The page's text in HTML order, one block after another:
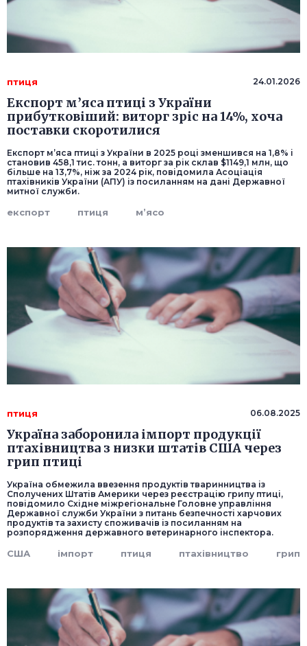
птиця 24.01.2026
Експорт м’яса птиці з України
прибутковіший: виторг зріс на 14%, хоча
поставки скоротилися
Експорт м’яса птиці з України в 2025 році зменшився на 1,8% і
становив 458,1 тис. тонн, а виторг за рік склав $1149,1 млн, що
більше на 13,7%, ніж за 2024 рік, повідомила Асоціація
птахівників України (АПУ) із посиланням на дані Державної
митної служби.
експорт птиця м’ясо
птиця 06.08.2025
Україна заборонила імпорт продукції
птахівництва з низки штатів США через
грип птиці
Україна обмежила ввезення продуктів тваринництва із
Сполучених Штатів Америки через реєстрацію грипу птиці,
повідомило Східне міжрегіональне Головне управління
Державної служби України з питань безпечності харчових
продуктів та захисту споживачів із посиланням на
розпорядження державного ветеринарного інспектора.
США імпорт птиця птахівництво грип